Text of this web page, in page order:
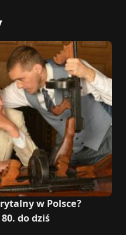
w Polsce?
do dziś